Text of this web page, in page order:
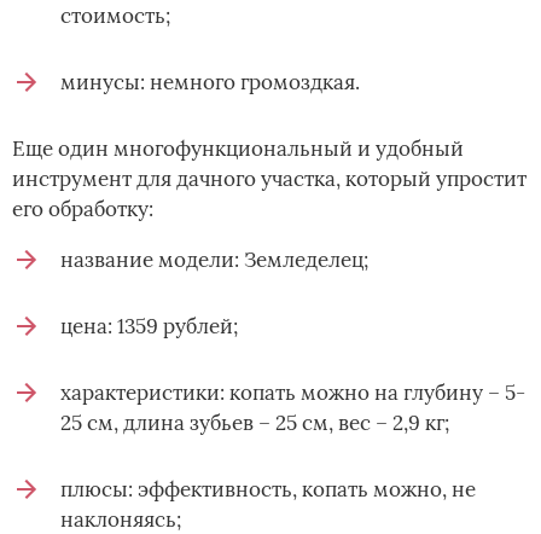
стоимость;
минусы: немного громоздкая.
Еще один многофункциональный и удобный
инструмент для дачного участка, который упростит
его обработку:
название модели: Земледелец;
цена: 1359 рублей;
характеристики: копать можно на глубину – 5-
25 см, длина зубьев – 25 см, вес – 2,9 кг;
плюсы: эффективность, копать можно, не
наклоняясь;